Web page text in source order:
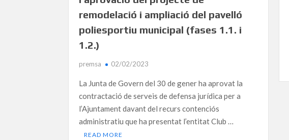
remodelació i ampliació del pavelló
poliesportiu municipal (fases 1.1. i
1.2.)
premsa 02/02/2023
La Junta de Govern del 30 de gener ha aprovat la
contractació de serveis de defensa jurídica per a
l’Ajuntament davant del recurs contenciós
administratiu que ha presentat l’entitat Club …
READ MORE